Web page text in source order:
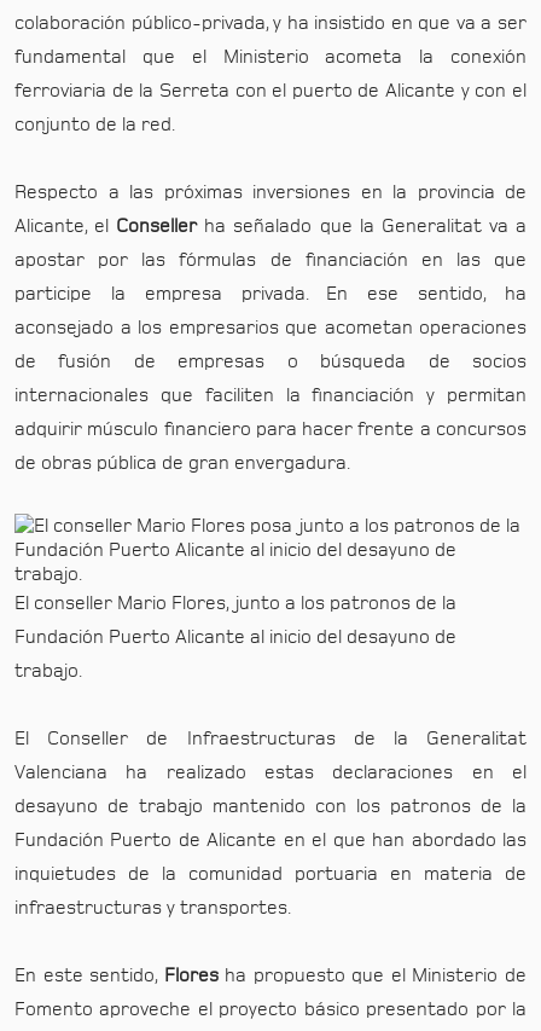
colaboración público-privada, y ha insistido en que va a ser
fundamental que el Ministerio acometa la conexión
ferroviaria de la Serreta con el puerto de Alicante y con el
conjunto de la red.
Respecto a las próximas inversiones en la provincia de
Alicante, el Consellerha señalado que la Generalitat va a
apostar por las fórmulas de financiación en las que
participe la empresa privada. En ese sentido, ha
aconsejado a los empresarios que acometan operaciones
de fusión de empresas o búsqueda de socios
internacionales que faciliten la financiación y permitan
adquirir músculo financiero para hacer frente a concursos
de obras pública de gran envergadura.
El conseller Mario Flores, junto a los patronos de la
Fundación Puerto Alicante al inicio del desayuno de
trabajo.
El Conseller de Infraestructuras de la Generalitat
Valenciana ha realizado estas declaraciones en el
desayuno de trabajo mantenido con los patronos de la
Fundación Puerto de Alicante en el que han abordado las
inquietudes de la comunidad portuaria en materia de
infraestructuras y transportes.
En este sentido, Floresha propuesto que el Ministerio de
Fomento aproveche el proyecto básico presentado por la